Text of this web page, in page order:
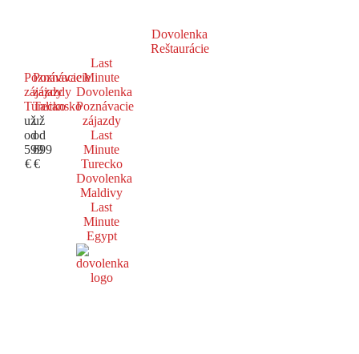
Dovolenka
Reštaurácie
Poznávacie
zájazdy
Turecko
už
od
599
€
Poznávacie
zájazdy
Taliansko
už
od
699
€
Last
Minute
Dovolenka
Poznávacie
zájazdy
Last
Minute
Turecko
Dovolenka
Maldivy
Last
Minute
Egypt